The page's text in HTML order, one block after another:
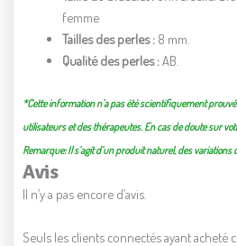
femme
Tailles des perles :8 mm.
Qualité des perles :AB.
*Cette information n’a pas été scientifiquement
utilisateurs et des thérapeutes. En cas de doute sur
Remarque: Il s’agit d’un produit naturel, des
Avis
Il n’y a pas encore d’avis.
Seuls les clients connectés ayant